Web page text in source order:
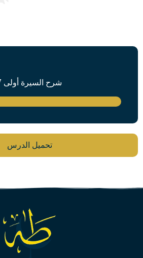
شرح السيرة أولى 7
تحميل الدرس